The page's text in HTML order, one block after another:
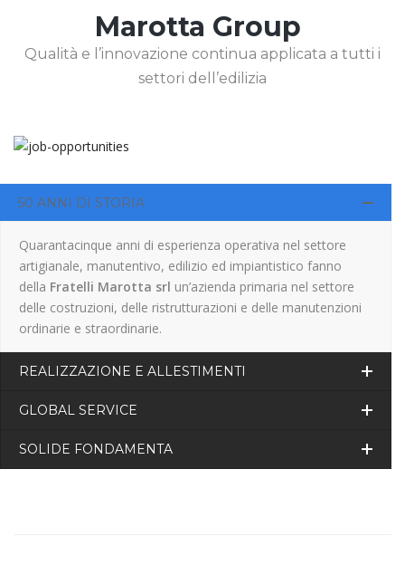
Marotta Group
Qualità e l’innovazione continua applicata a tutti i
settori dell’edilizia
50 ANNI DI STORIA
Quarantacinque anni di esperienza operativa nel settore
artigianale, manutentivo, edilizio ed impiantistico fanno
della Fratelli Marotta srl un’azienda primaria nel settore
delle costruzioni, delle ristrutturazioni e delle manutenzioni
ordinarie e straordinarie.
REALIZZAZIONE E ALLESTIMENTI
GLOBAL SERVICE
SOLIDE FONDAMENTA